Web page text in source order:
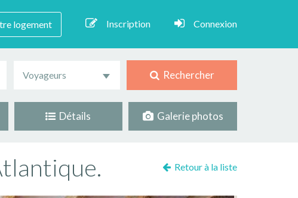
logement Inscription Connexion
Voyageurs Rechercher
Détails Galerie photos
Retour à la liste